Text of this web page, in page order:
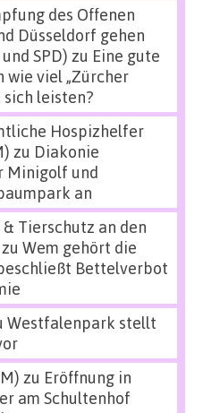
des Offenen
Düsseldorf gehen
SPD) zu Eine gute
wie viel „Zürcher
leisten?
Hospizhelfer
zu Diakonie
Minigolf und
an
Tierschutz an den
zu Wem gehört die
Bettelverbot
Westfalenpark stellt
zu Eröffnung in
am Schultenhof